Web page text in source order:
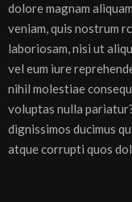
dolore magnam
veniam, quis nostrum
laboriosam, nisi ut
vel eum iure
nihil molestiae
voluptas nulla
dignissimos ducimus
atque corrupti quos